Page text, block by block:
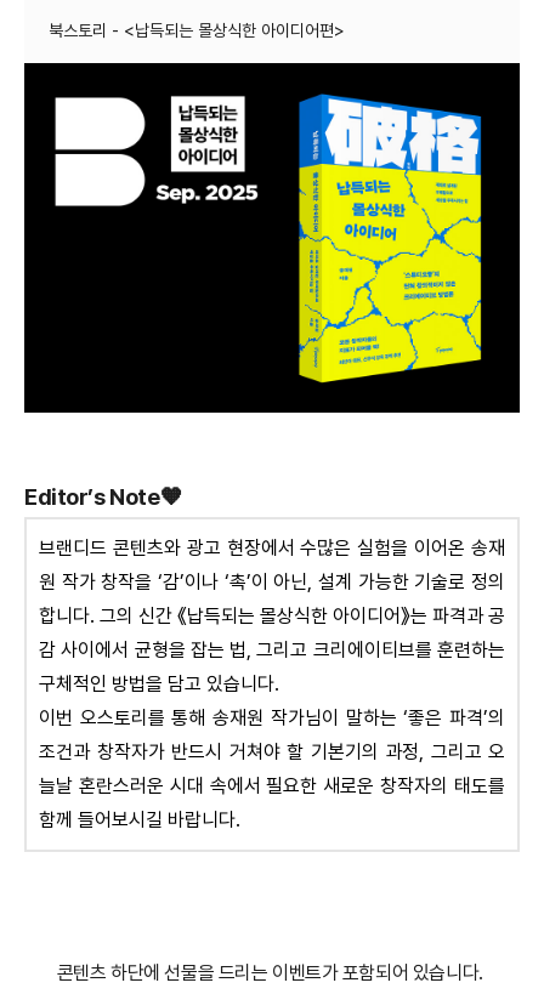
Editor’sNote🧡
브랜디드 콘텐츠와 광고 현장에서 수많은 실험을 이어온 송재
원 작가 창작을 ‘감’이나 ‘촉’이 아닌, 설계 가능한 기술로 정의
합니다. 그의 신간 《납득되는 몰상식한 아이디어》는 파격과 공
감 사이에서 균형을 잡는 법, 그리고 크리에이티브를 훈련하는
구체적인 방법을 담고 있습니다.
이번 오스토리를 통해 송재원 작가님이 말하는 ‘좋은 파격’의
조건과 창작자가 반드시 거쳐야 할 기본기의 과정, 그리고 오
늘날 혼란스러운 시대 속에서 필요한 새로운 창작자의 태도를
함께 들어보시길 바랍니다.
콘텐츠 하단에 선물을 드리는 이벤트가 포함되어 있습니다.